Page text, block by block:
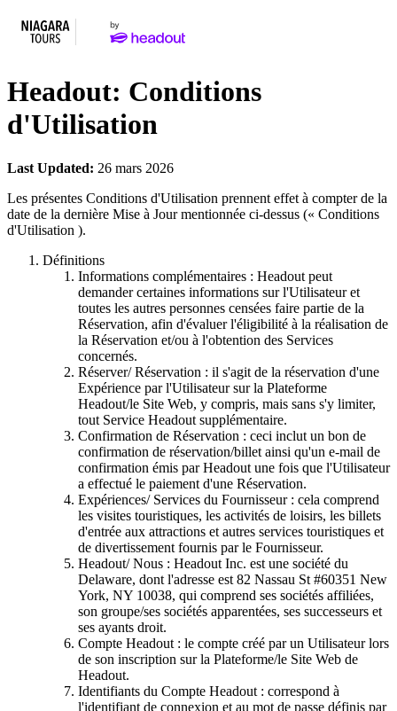
Headout: Conditions
d'Utilisation
Last Updated: 26 mars 2026
Les présentes Conditions d'Utilisation prennent effet à compter de la
date de la dernière Mise à Jour mentionnée ci-dessus (« Conditions
d'Utilisation ).
Définitions
Informations complémentaires : Headout peut
demander certaines informations sur l'Utilisateur et
toutes les autres personnes censées faire partie de la
Réservation, afin d'évaluer l'éligibilité à la réalisation de
la Réservation et/ou à l'obtention des Services
concernés.
Réserver/ Réservation : il s'agit de la réservation d'une
Expérience par l'Utilisateur sur la Plateforme
Headout/le Site Web, y compris, mais sans s'y limiter,
tout Service Headout supplémentaire.
Confirmation de Réservation : ceci inclut un bon de
confirmation de réservation/billet ainsi qu'un e-mail de
confirmation émis par Headout une fois que l'Utilisateur
a effectué le paiement d'une Réservation.
Expériences/ Services du Fournisseur : cela comprend
les visites touristiques, les activités de loisirs, les billets
d'entrée aux attractions et autres services touristiques et
de divertissement fournis par le Fournisseur.
Headout/ Nous : Headout Inc. est une société du
Delaware, dont l'adresse est 82 Nassau St #60351 New
York, NY 10038, qui comprend ses sociétés affiliées,
son groupe/ses sociétés apparentées, ses successeurs et
ses ayants droit.
Compte Headout : le compte créé par un Utilisateur lors
de son inscription sur la Plateforme/le Site Web de
Headout.
Identifiants du Compte Headout : correspond à
l'identifiant de connexion et au mot de passe définis par